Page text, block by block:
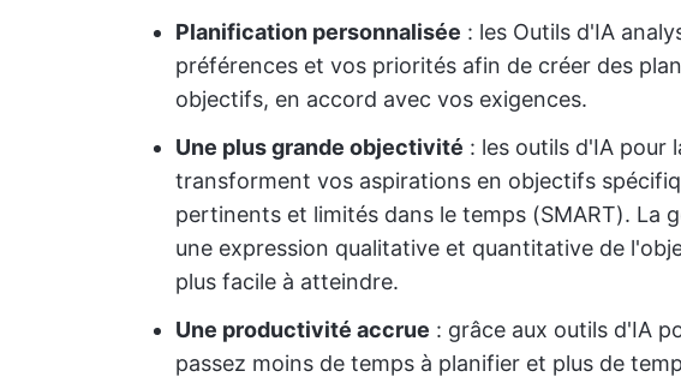
Planification personnalisée : les Outils d'IA
préférences et vos priorités afin de créer des
objectifs, en accord avec vos exigences.
Une plus grande objectivité : les outils d'IA pour
transforment vos aspirations en objectifs
pertinents et limités dans le temps (SMART). La
une expression qualitative et quantitative de
plus facile à atteindre.
Une productivité accrue : grâce aux outils d'IA
passez moins de temps à planifier et plus de